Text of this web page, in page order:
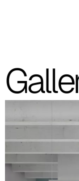
consultar siempre la
Planet (Cat. A -
A 31F